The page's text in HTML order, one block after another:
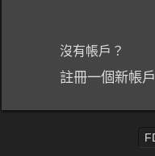
沒有帳戶？
註冊一個新帳戶